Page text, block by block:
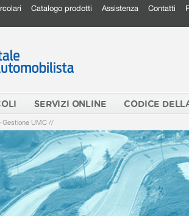
Catalogo prodotti Assistenza Contatti
SERVIZI ONLINE CODICE
Gestione UMC //